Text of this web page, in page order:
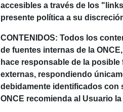
accesibles a través de los
presente política a su
CONTENIDOS: Todos los
de fuentes internas de la
hace responsable de la
externas, respondiendo
debidamente identificados con
ONCE recomienda al Usuario